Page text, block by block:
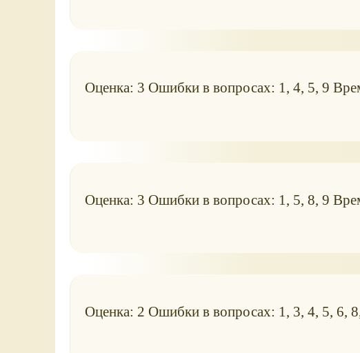
Оценка: 3 Ошибки в вопросах: 1, 4, 5, 9
Оценка: 3 Ошибки в вопросах: 1, 5, 8, 9
Оценка: 2 Ошибки в вопросах: 1, 3, 4, 5, 6,